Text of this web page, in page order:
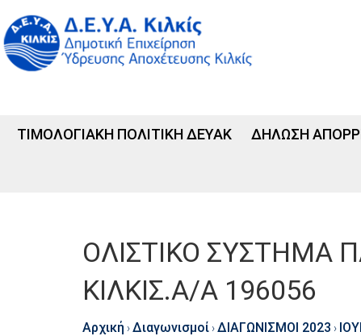
ΤΙΜΟΛΟΓΙΑΚΗ ΠΟΛΙΤΙΚΗ ΔΕΥΑΚ ΔΗΛΩΣΗ
ΟΛΙΣΤΙΚΟ ΣΥΣΤΗΜΑ
ΚΙΛΚΙΣ.Α/Α 196056
Αρχική ›Διαγωνισμοί ›ΔΙΑΓΩΝΙΣΜΟΙ 2023 ›